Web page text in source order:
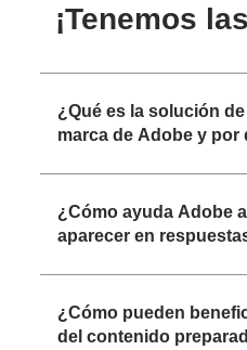
¡Tenemos
¿Qué es la solución
marca de Adobe y por
¿Cómo ayuda Adobe
aparecer en
¿Cómo pueden
del contenido